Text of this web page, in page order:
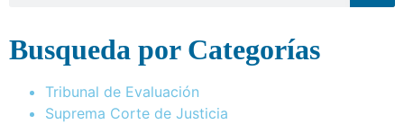
Busqueda por Categorías
Tribunal de Evaluación
Suprema Corte de Justicia